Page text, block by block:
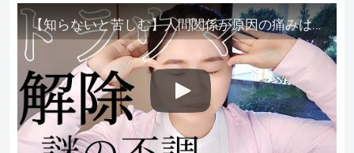
【知らないと苦しむ】人間関係が原因の痛みはトラウマ解除が必須。病院に行っても原因不明で治らない不調はこれをしてからケアしてみてください。